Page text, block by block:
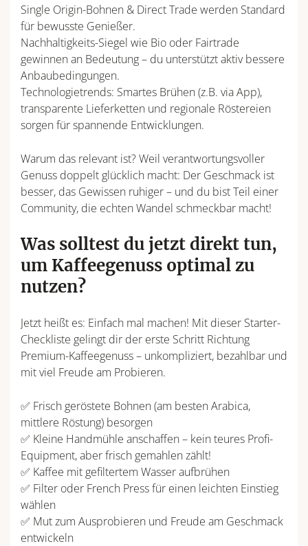
Single Origin-Bohnen & Direct Trade werden Standard
für bewusste Genießer.
Nachhaltigkeits-Siegel wie Bio oder Fairtrade
gewinnen an Bedeutung – du unterstützt aktiv bessere
Anbaubedingungen.
Technologietrends: Smartes Brühen (z.B. via App),
transparente Lieferketten und regionale Röstereien
sorgen für spannende Entwicklungen.
Warum das relevant ist? Weil verantwortungsvoller
Genuss doppelt glücklich macht: Der Geschmack ist
besser, das Gewissen ruhiger – und du bist Teil einer
Community, die echten Wandel schmeckbar macht!
Was solltest du jetzt direkt tun,
um Kaffeegenuss optimal zu
nutzen?
Jetzt heißt es: Einfach mal machen! Mit dieser Starter-
Checkliste gelingt dir der erste Schritt Richtung
Premium-Kaffeegenuss – unkompliziert, bezahlbar und
mit viel Freude am Probieren.
✅ Frisch geröstete Bohnen (am besten Arabica,
mittlere Röstung) besorgen
✅ Kleine Handmühle anschaffen – kein teures Profi-
Equipment, aber frisch gemahlen zählt!
✅ Kaffee mit gefiltertem Wasser aufbrühen
✅ Filter oder French Press für einen leichten Einstieg
wählen
✅ Mut zum Ausprobieren und Freude am Geschmack
entwickeln